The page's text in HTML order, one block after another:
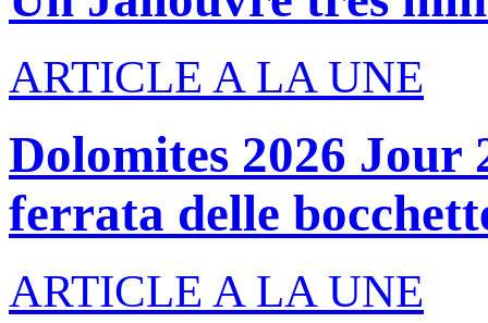
ARTICLE A LA UNE
Dolomites 2026
ferrata delle
ARTICLE A LA UNE